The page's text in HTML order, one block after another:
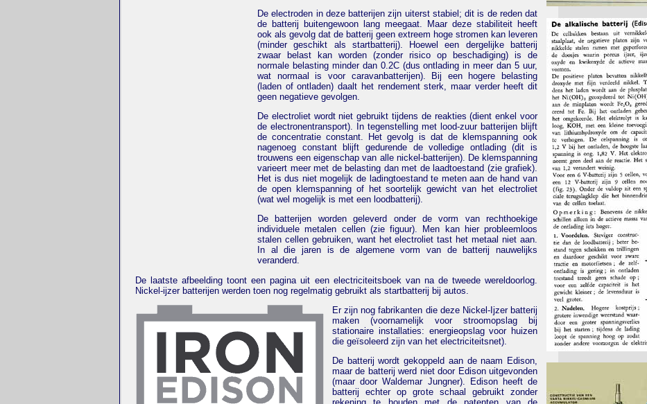
De electroden in deze batterijen zijn uiterst stabiel; dit is de reden dat
de batterij buitengewoon lang meegaat. Maar deze stabiliteit heeft
ook als gevolg dat de batterij geen extreem hoge stromen kan leveren
(minder geschikt als startbatterij). Hoewel een dergelijke batterij
zwaar belast kan worden (zonder risico op beschadiging) is de
normale belasting minder dan 0.2C (dus ontlading in meer dan 5 uur,
wat normaal is voor caravanbatterijen). Bij een hogere belasting
(laden of ontladen) daalt het rendement sterk, maar verder heeft dit
geen negatieve gevolgen.
De electroliet wordt niet gebruikt tijdens de reakties (dient enkel voor
de electronentransport). In tegenstelling met lood-zuur batterijen blijft
de concentratie constant. Het gevolg is dat de klemspanning ook
nagenoeg constant blijft gedurende de volledige ontlading (dit is
trouwens een eigenschap van alle nickel-batterijen). De klemspanning
varieert meer met de belasting dan met de laadtoestand (zie grafiek).
Het is dus niet mogelijk de ladingtoestand te meten aan de hand van
de open klemspanning of het soortelijk gewicht van het electroliet
(wat wel mogelijk is met een loodbatterij).
De batterijen worden geleverd onder de vorm van rechthoekige
individuele metalen cellen (zie figuur). Men kan hier probleemloos
stalen cellen gebruiken, want het electroliet tast het metaal niet aan.
In al die jaren is de algemene vorm van de batterij nauwelijks
veranderd.
De laatste afbeelding toont een pagina uit een electriciteitsboek van na de tweede wereldoorlog.
Nickel-ijzer batterijen werden toen nog regelmatig gebruikt als startbatterij bij autos.
Er zijn nog fabrikanten die deze Nickel-Ijzer batterij
maken (voornamelijk voor stroomopslag bij
stationaire installaties: energieopslag voor huizen
die geïsoleerd zijn van het electriciteitsnet).
De batterij wordt gekoppeld aan de naam Edison,
maar de batterij werd niet door Edison uitgevonden
(maar door Waldemar Jungner). Edison heeft de
batterij echter op grote schaal gebruikt zonder